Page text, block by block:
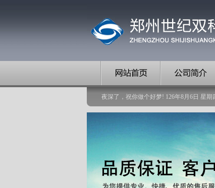
夜深了，祝你做个好梦! 126年8月 6 日 星期